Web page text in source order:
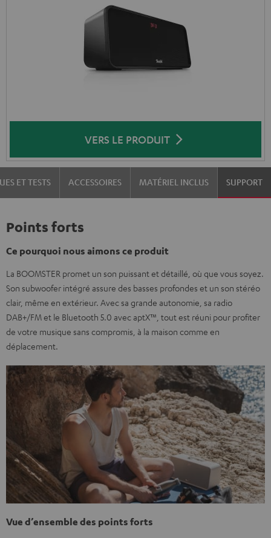
VERS LE PRODUIT
ET TESTS ACCESSOIRES MATÉRIEL INCLUS SUPPORT
Points forts
Ce pourquoi nous aimons ce produit
La BOOMSTER promet un son puissant et détaillé, où que vous soyez.
Son subwoofer intégré assure des basses profondes et un son stéréo
clair, même en extérieur. Avec sa grande autonomie, sa radio
DAB+/FM et le Bluetooth 5.0 avec aptX™, tout est réuni pour profiter
de votre musique sans compromis, à la maison comme en
déplacement.
Vue d’ensemble des points forts